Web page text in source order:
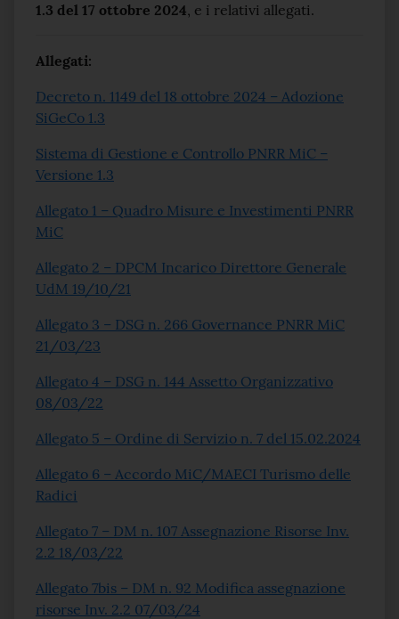
1.3 del 17 ottobre 2024, e i relativi allegati.
Allegati:
Decreto n. 1149 del 18 ottobre 2024 – Adozione
SiGeCo 1.3
Sistema di Gestione e Controllo PNRR MiC –
Versione 1.3
Allegato 1 – Quadro Misure e Investimenti PNRR
MiC
Allegato 2 – DPCM Incarico Direttore Generale
UdM 19/10/21
Allegato 3 – DSG n. 266 Governance PNRR MiC
21/03/23
Allegato 4 – DSG n. 144 Assetto Organizzativo
08/03/22
Allegato 5 – Ordine di Servizio n. 7 del 15.02.2024
Allegato 6 – Accordo MiC/MAECI Turismo delle
Radici
Allegato 7 – DM n. 107 Assegnazione Risorse Inv.
2.2 18/03/22
Allegato 7bis – DM n. 92 Modifica assegnazione
risorse Inv. 2.2 07/03/24